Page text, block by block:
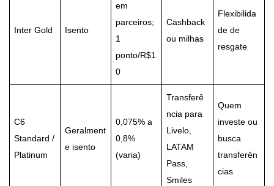
Inter Gold Isento
em
parceiros;
1
ponto/R$1
0
Cashback
ou milhas
Flexibilida
de de
resgate
C6
Standard /
Platinum
Geralment
e isento
0,075% a
0,8%
(varia)
Transferê
ncia para
Livelo,
LATAM
Pass,
Smiles
Quem
investe ou
busca
transferên
cias